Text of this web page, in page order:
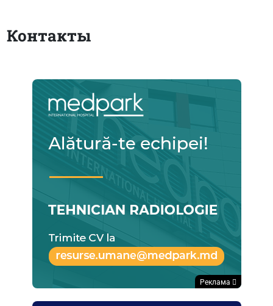
Контакты
Реклама